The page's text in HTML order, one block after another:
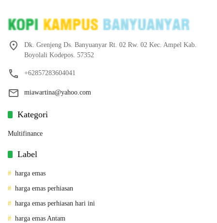
Dk. Grenjeng Ds. Banyuanyar Rt. 02 Rw. 02 Kec. Ampel Kab.
Boyolali Kodepos. 57352
+62857283604041
miawartina@yahoo.com
Kategori
Multifinance
Label
harga emas
harga emas perhiasan
harga emas perhiasan hari ini
harga emas Antam